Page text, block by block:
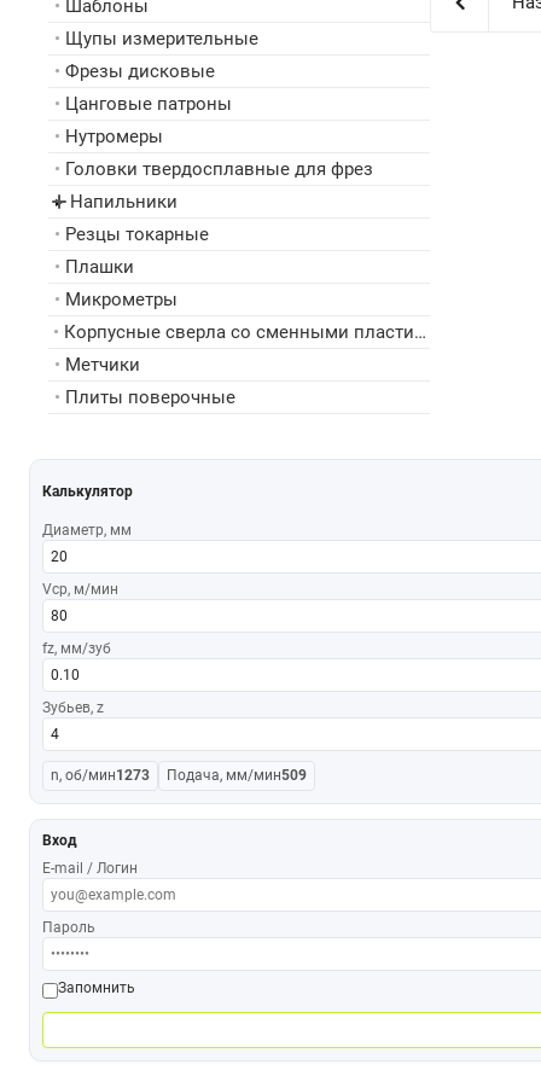
• Шаблоны
• Щупы измерительные
• Фрезы дисковые
• Цанговые патроны
• Нутромеры
• Головки твердосплавные для фрез
▸ Напильники
• Резцы токарные
• Плашки
• Микрометры
•
Корпусные сверла со сменными пластинами
• Метчики
• Плиты поверочные
Калькулятор
Диаметр, мм
Vср, м/мин
fz, мм/зуб
Зубьев, z
n, об/мин1273 Подача, мм/мин509
Вход
E-mail / Логин
Пароль
Запомнить